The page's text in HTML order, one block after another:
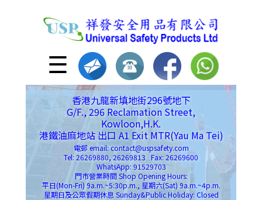
☰
香港九龍新填地街296號地下
G/F., 296 Reclamation Street,
Kowloon,H.K.
港鐵油麻地站 出口 A1 Exit MTR(Yau Ma Tei)
電郵 email: contact@uspsafety.com
Tel: 26269880, 26269813 Fax: 26269600
WhatsApp: 91529703
門市營業時間 Shop Opening Hours:
平日(Mon-Fri) 9a.m.~5:30p.m., 星期六(Sat) 9a.m.~4p.m.
星期日及公眾假期休息 Sunday&Public Holiday: Closed